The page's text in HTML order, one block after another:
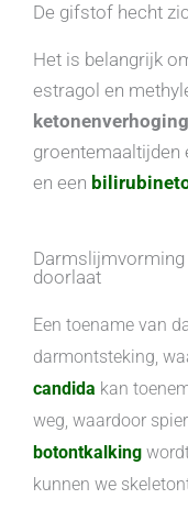
De gifstof hecht
Het is belangrijk
estragol en
ketonenverhoging
groentemaaltijden
en een
doorlaat
Een toename van
darmontsteking,
candida kan
weg, waardoor
botontkalking
kunnen we